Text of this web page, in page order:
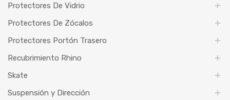
Protectores De Vidrio
Protectores De Zócalos
Protectores Portón Trasero
Recubrimiento Rhino
Skate
Suspensión y Dirección